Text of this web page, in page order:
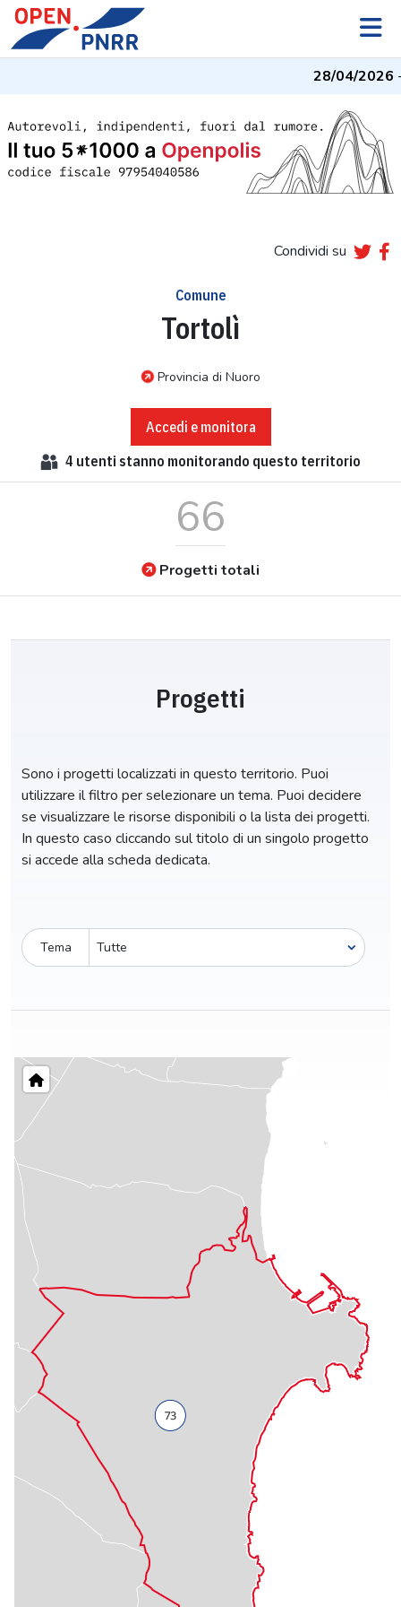
28/04/2026-
Condividi su
Comune
Tortolì
Provincia di Nuoro
Accedi e monitora
4 utenti stanno monitorando questo territorio
66
Progetti totali
Progetti
Sono i progetti localizzati in questo territorio. Puoi
utilizzare il filtro per selezionare un tema. Puoi decidere
se visualizzare le risorse disponibili o la lista dei progetti.
In questo caso cliccando sul titolo di un singolo progetto
si accede alla scheda dedicata.
Tema